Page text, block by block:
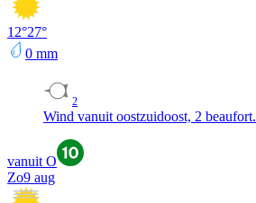
12°27°
0 mm
2
Wind vanuit oostzuidoost, 2 beaufort.
vanuit O
Zo9 aug